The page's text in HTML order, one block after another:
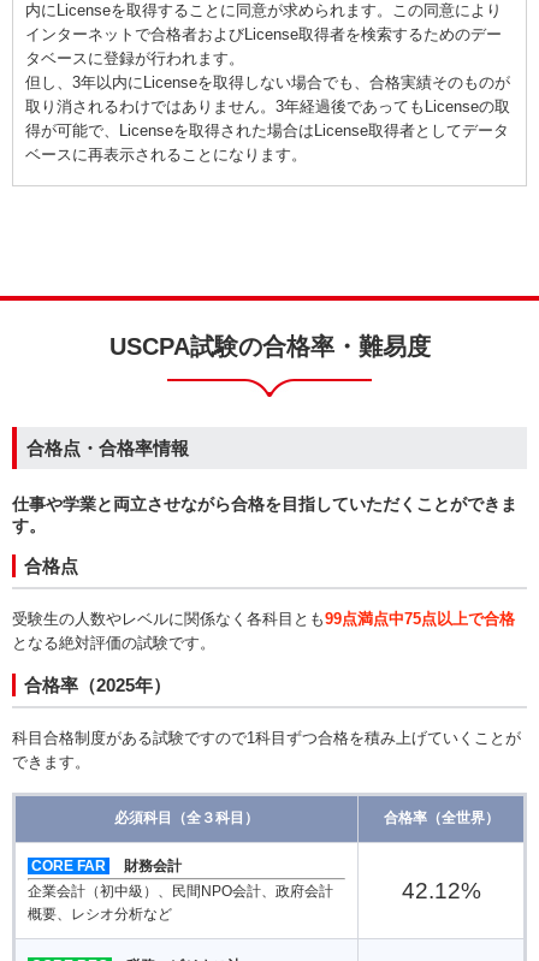
内にLicenseを取得することに同意が求められます。この同意により
インターネットで合格者およびLicense取得者を検索するためのデー
タベースに登録が行われます。
但し、3年以内にLicenseを取得しない場合でも、合格実績そのものが
取り消されるわけではありません。3年経過後であってもLicenseの取
得が可能で、Licenseを取得された場合はLicense取得者としてデータ
ベースに再表示されることになります。
USCPA試験の合格率・難易度
合格点・合格率情報
仕事や学業と両立させながら合格を目指していただくことができま
す。
合格点
受験生の人数やレベルに関係なく各科目とも99点満点中75点以上で合格
となる絶対評価の試験です。
合格率（2025年）
科目合格制度がある試験ですので1科目ずつ合格を積み上げていくことが
できます。
必須科目（全３科目） 合格率（全世界）
CORE FAR
財務会計
企業会計（初中級）、民間NPO会計、政府会計
概要、レシオ分析など
42.12%